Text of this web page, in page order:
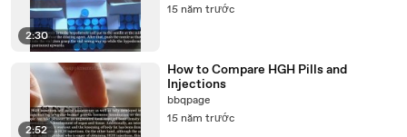
2:30
15 năm trước
2:52
How to Compare HGH Pills and
Injections
bbqpage
15 năm trước